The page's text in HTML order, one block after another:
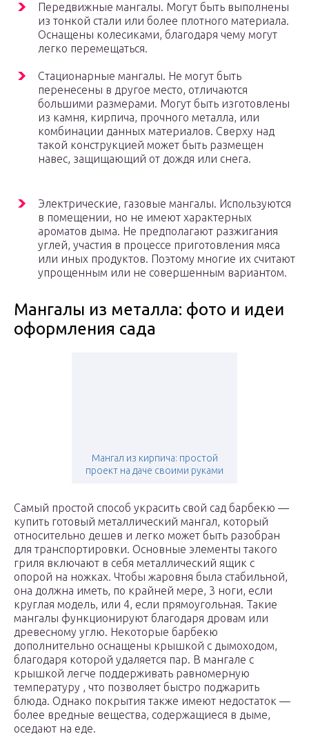
Передвижные мангалы. Могут быть выполнены
из тонкой стали или более плотного материала.
Оснащены колесиками, благодаря чему могут
легко перемещаться.
Стационарные мангалы. Не могут быть
перенесены в другое место, отличаются
большими размерами. Могут быть изготовлены
из камня, кирпича, прочного металла, или
комбинации данных материалов. Сверху над
такой конструкцией может быть размещен
навес, защищающий от дождя или снега.
Электрические, газовые мангалы. Используются
в помещении, но не имеют характерных
ароматов дыма. Не предполагают разжигания
углей, участия в процессе приготовления мяса
или иных продуктов. Поэтому многие их считают
упрощенным или не совершенным вариантом.
Мангалы из металла: фото и идеи
оформления сада
Мангал из кирпича: простой
проект на даче своими руками
Самый простой способ украсить свой сад барбекю —
купить готовый металлический мангал, который
относительно дешев и легко может быть разобран
для транспортировки. Основные элементы такого
гриля включают в себя металлический ящик с
опорой на ножках. Чтобы жаровня была стабильной,
она должна иметь, по крайней мере, 3 ноги, если
круглая модель, или 4, если прямоугольная. Такие
мангалы функционируют благодаря дровам или
древесному углю. Некоторые барбекю
дополнительно оснащены крышкой с дымоходом,
благодаря которой удаляется пар. В мангале с
крышкой легче поддерживать равномерную
температуру , что позволяет быстро поджарить
блюда. Однако покрытия также имеют недостаток —
более вредные вещества, содержащиеся в дыме,
оседают на еде.